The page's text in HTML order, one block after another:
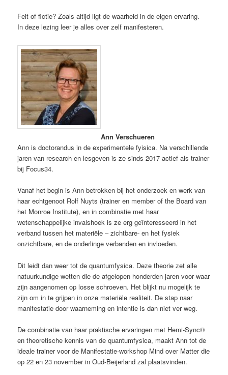
Feit of fictie? Zoals altijd ligt de waarheid in de eigen ervaring.
In deze lezing leer je alles over zelf manifesteren.
Ann Verschueren
Ann is doctorandus in de experimentele fyisica. Na verschillende
jaren van research en lesgeven is ze sinds 2017 actief als trainer
bij Focus34.
Vanaf het begin is Ann betrokken bij het onderzoek en werk van
haar echtgenoot Rolf Nuyts (trainer en member of the Board van
het Monroe Institute), en in combinatie met haar
wetenschappelijke invalshoek is ze erg geïnteresseerd in het
verband tussen het materiële – zichtbare- en het fysiek
onzichtbare, en de onderlinge verbanden en invloeden.
Dit leidt dan weer tot de quantumfysica. Deze theorie zet alle
natuurkundige wetten die de afgelopen honderden jaren voor waar
zijn aangenomen op losse schroeven. Het blijkt nu mogelijk te
zijn om in te grijpen in onze materiële realiteit. De stap naar
manifestatie door waarneming en intentie is dan niet ver weg.
De combinatie van haar praktische ervaringen met Hemi-Sync®
en theoretische kennis van de quantumfysica, maakt Ann tot de
ideale trainer voor de Manifestatie-workshop Mind over Matter die
op 22 en 23 november in Oud-Beijerland zal plaatsvinden.